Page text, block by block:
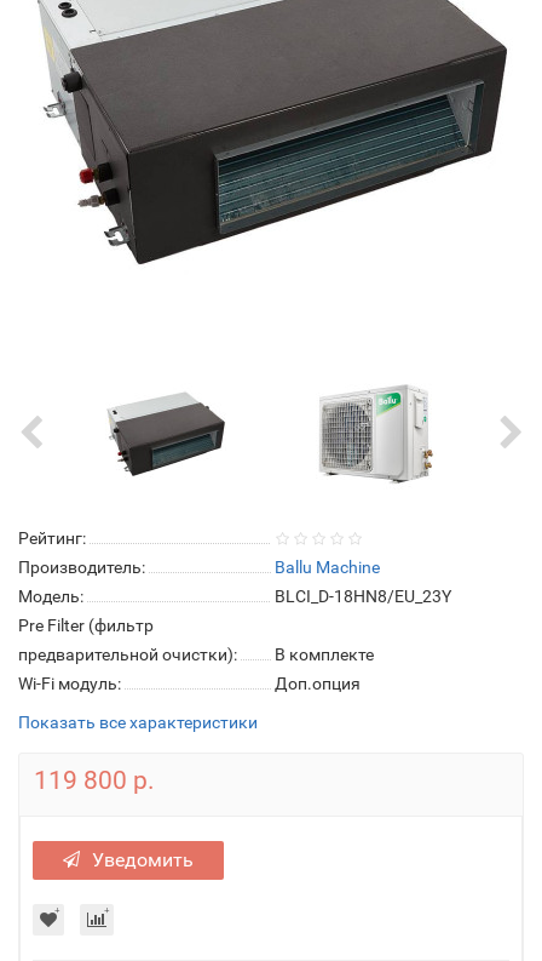
Рейтинг:
Производитель:
Ballu Machine
Модель:
BLCI_D-18HN8/EU_23Y
Pre Filter (фильтр
предварительной очистки):
В комплекте
Wi-Fi модуль:
Доп.опция
Показать все характеристики
119 800 р.
Уведомить